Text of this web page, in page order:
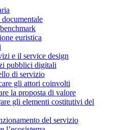
euristica
e il service design
pubblici digitali
di servizio
gli attori coinvolti
la proposta di valore
gli elementi costitutivi del
del servizio